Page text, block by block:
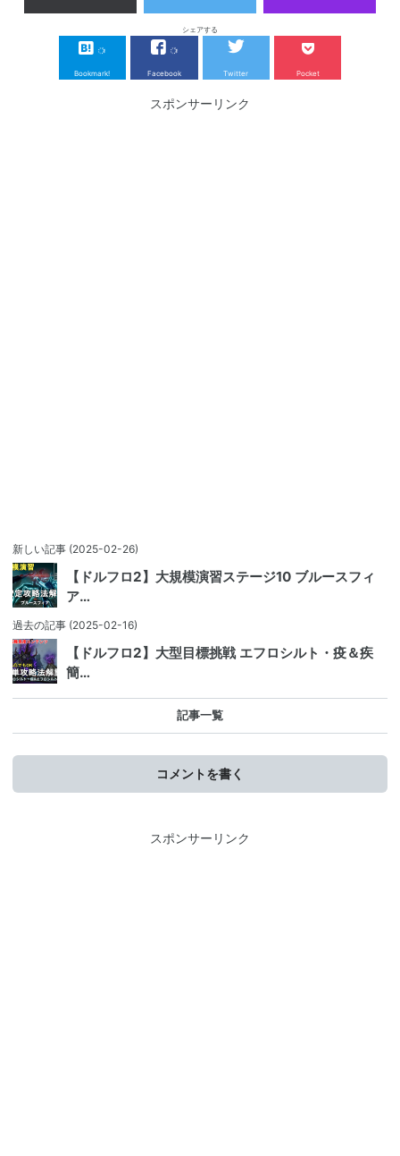
シェアする
Bookmark! Facebook Twitter Pocket
スポンサーリンク
新しい記事 (2025-02-26)
【ドルフロ2】大規模演習ステージ10 ブルースフィ
ア…
過去の記事 (2025-02-16)
【ドルフロ2】大型目標挑戦 エフロシルト・疫＆疾
簡…
記事一覧
コメントを書く
スポンサーリンク